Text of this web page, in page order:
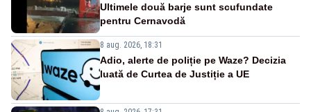
Ultimele două barje sunt scufundate
pentru Cernavodă
8 aug. 2026, 18:31
Adio, alerte de poliție pe Waze? Decizia
luată de Curtea de Justiție a UE